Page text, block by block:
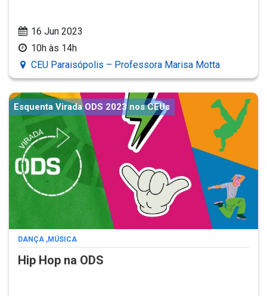
16 Jun 2023
10h às 14h
CEU Paraisópolis – Professora Marisa Motta
Esquenta Virada ODS 2023 nos CEUs
DANÇA ,MÚSICA
Hip Hop na ODS